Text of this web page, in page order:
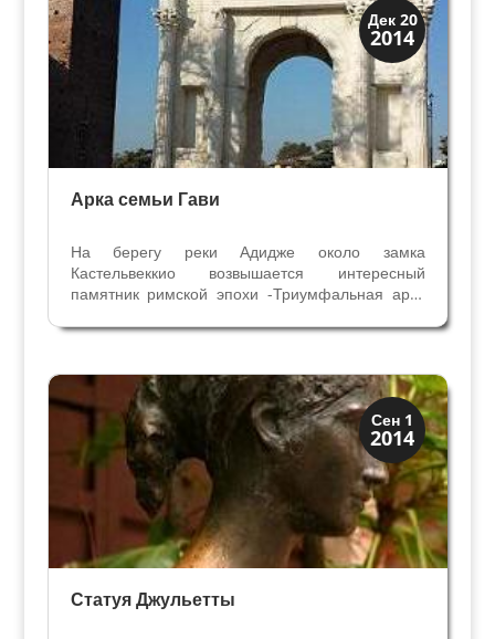
Дек 20
2014
Верона
Посмотрите в Вероне
Арка семьи Гави
На берегу реки Адидже около замка
Кастельвеккио возвышается интересный
памятник римской эпохи -Триумфальная арка
на древней дороге Постумия арка находилась
Сейчас о её старом...
Сен 1
2014
Посмотрите в Вероне
Скрытая Верона
Статуя Джульетты